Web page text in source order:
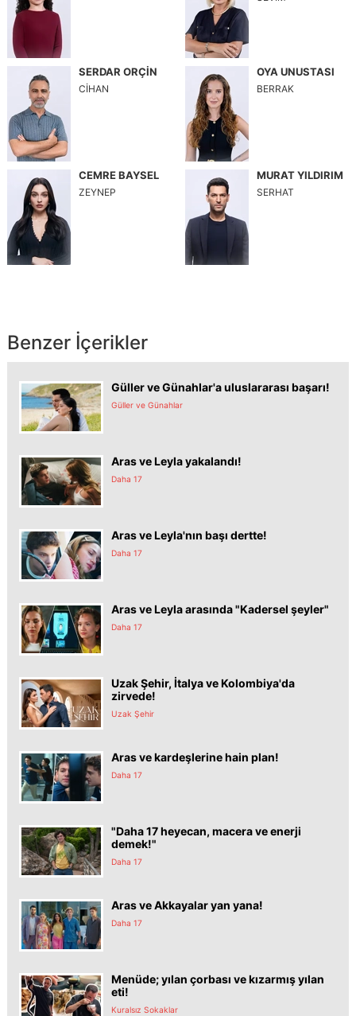
SERDAR ORÇİN
CİHAN
OYA UNUSTASI
BERRAK
CEMRE BAYSEL
ZEYNEP
MURAT YILDIRIM
SERHAT
Benzer İçerikler
Güller ve Günahlar'a uluslararası başarı!
Güller ve Günahlar
Aras ve Leyla yakalandı!
Daha 17
Aras ve Leyla'nın başı dertte!
Daha 17
Aras ve Leyla arasında "Kadersel şeyler"
Daha 17
Uzak Şehir, İtalya ve Kolombiya'da
zirvede!
Uzak Şehir
Aras ve kardeşlerine hain plan!
Daha 17
"Daha 17 heyecan, macera ve enerji
demek!"
Daha 17
Aras ve Akkayalar yan yana!
Daha 17
Menüde; yılan çorbası ve kızarmış yılan
eti!
Kuralsız Sokaklar